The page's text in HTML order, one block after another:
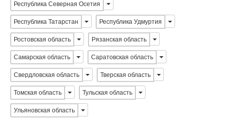
Республика Северная Осетия
Республика Татарстан Республика Удмуртия
Ростовская область Рязанская область
Самарская область Саратовская область
Свердловская область Тверская область
Томская область Тульская область
Ульяновская область